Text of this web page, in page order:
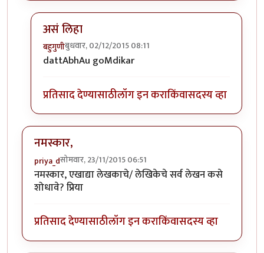
असं लिहा
बहुगुणीबुधवार, 02/12/2015 08:11
In reply toकोणी मला सांगता का माझं नाव मराठीत कसं
dattAbhAu goMdikar
प्रतिसाद देण्यासाठीलॉग इन कराकिंवासदस्य व्हा
नमस्कार,
priya_dसोमवार, 23/11/2015 06:51
नमस्कार, एखाद्या लेखकाचे/ लेखिकेचे सर्व लेखन कसे
शोधावे? प्रिया
प्रतिसाद देण्यासाठीलॉग इन कराकिंवासदस्य व्हा